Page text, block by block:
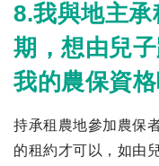
8.我與地主承
期，想由兒
我的農保資格
持承租農地參加農保
的租約才可以，如由